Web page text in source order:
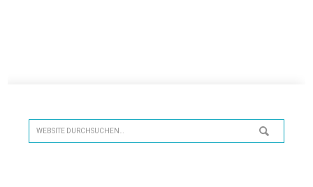
Website
durchsuchen…